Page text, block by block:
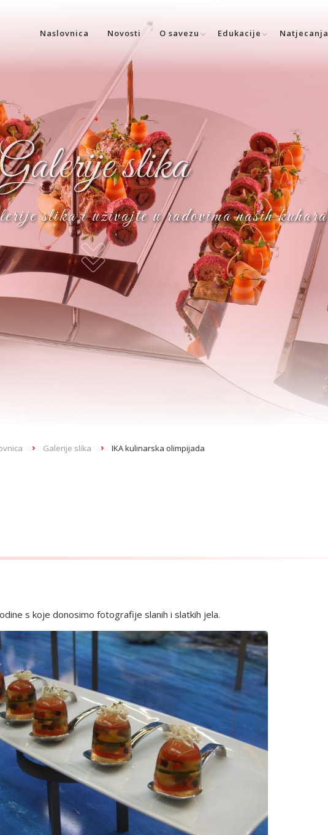
Naslovnica Novosti O savezu Edukacije Natjecanja
slika
slika i uživajte u radovima naših kuhara
Galerije slika IKA kulinarska olimpijada
s koje donosimo fotografije slanih i slatkih jela.